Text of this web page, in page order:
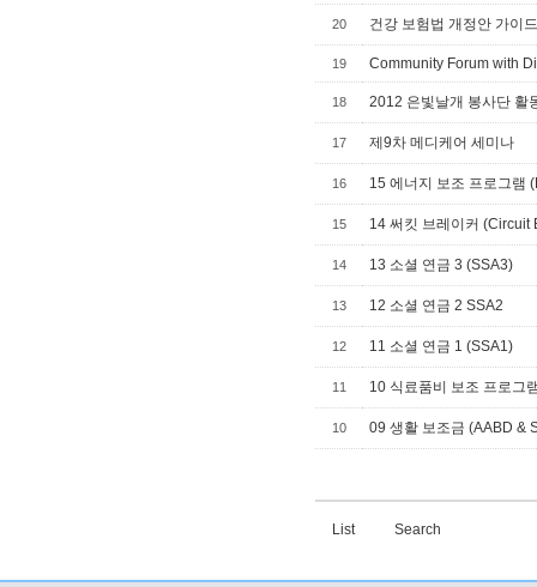
20 건강 보험법 개정안 가이드
19 Community Forum with
18 2012 은빛날개 봉사단 활
17 제9차 메디케어 세미나
16 15 에너지 보조 프로그램
15 14 써킷 브레이커 (Circuit
14 13 소셜 연금 3 (SSA3)
13 12 소셜 연금 2 SSA2
12 11 소셜 연금 1 (SSA1)
11 10 식료품비 보조 프로그
10 09 생활 보조금 (AABD &
List Search